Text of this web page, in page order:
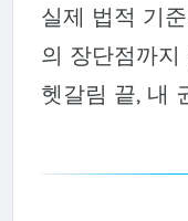
실제 법적 기
의 장단점까
헷갈림 끝, 내